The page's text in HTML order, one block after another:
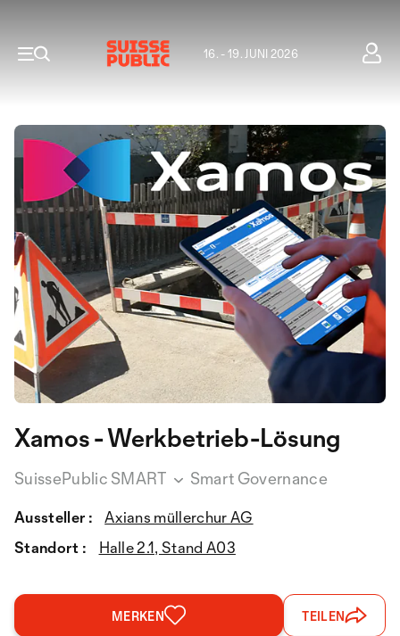
16. - 19. JUNI 2026
Xamos - Werkbetrieb-Lösung
SuissePublic SMART Smart Governance
Aussteller :
Axians müllerchur AG
Standort :
Halle 2.1, Stand A03
MERKEN TEILEN